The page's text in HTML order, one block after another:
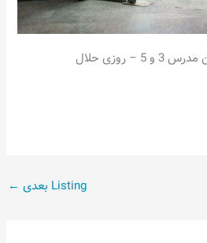
روزی حلال
Listing بعدی ←